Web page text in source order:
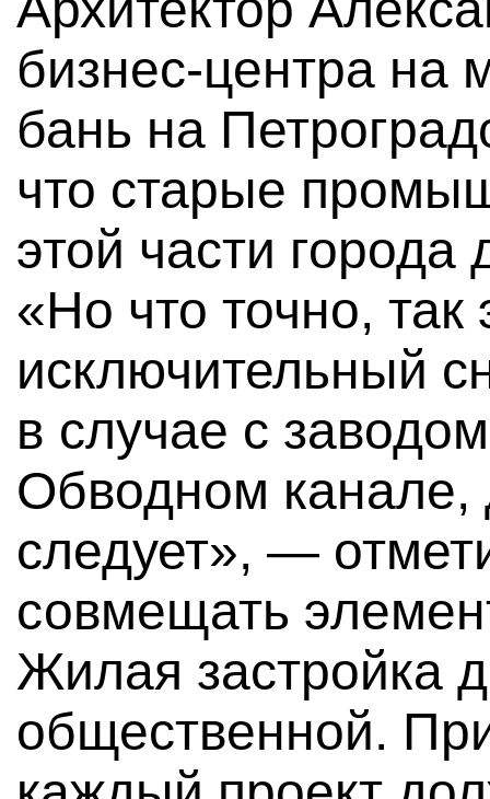
бизнес-центра на
бань на
что старые
этой части
«Но что точно,
исключительный
в случае с
Обводном канале,
следует», —
совмещать
Жилая застройка
общественной.